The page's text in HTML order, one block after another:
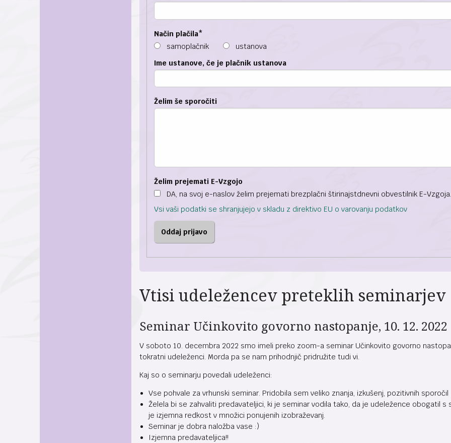
Način plačila*
samoplačnik
ustanova
Ime ustanove, če je plačnik ustanova
Želim še sporočiti
Želim prejemati E-Vzgojo
DA, na svoj e-naslov želim prejemati brezplačni štirinajstdnevni obvestilnik E-
Vsi vaši podatki se shranjujejo v skladu z direktivo EU o varovanju podatkov
Vtisi udeležencev preteklih seminarjev
Seminar Učinkovito govorno nastopanje, 10. 12. 2022
V soboto 10. decembra 2022 smo imeli preko zoom-a seminar Učinkovito govorno
tokratni udeleženci. Morda pa se nam prihodnjič pridružite tudi vi.
Kaj so o seminarju povedali udeleženci:
Vse pohvale za vrhunski seminar. Pridobila sem veliko znanja, izkušenj, pozitivnih
Želela bi se zahvaliti predavateljici, ki je seminar vodila tako, da je udeležence obogatil
je izjemna redkost v množici ponujenih izobraževanj.
Seminar je dobra naložba vase :)
Izjemna predavateljica!!